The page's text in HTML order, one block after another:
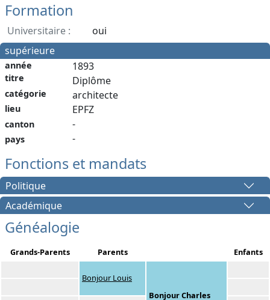
Formation
Universitaire :
oui
supérieure
année
titre
catégorie
lieu
canton
pays
1893
Diplôme
architecte
EPFZ
-
-
Fonctions et mandats
Politique
Académique
Généalogie
Grands-Parents Parents Enfants
Bonjour Louis
Bonjour Charles